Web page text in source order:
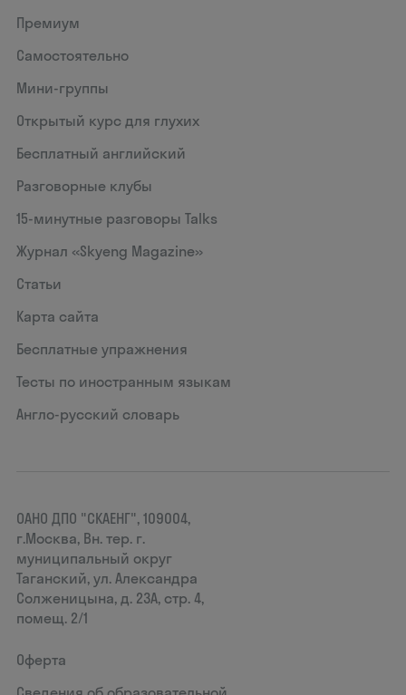
Премиум
Самостоятельно
Мини-группы
Открытый курс для глухих
Бесплатный английский
Разговорные клубы
15‑минутные разговоры Talks
Журнал «Skyeng Magazine»
Статьи
Карта сайта
Бесплатные упражнения
Тесты по иностранным языкам
Англо-русский словарь
ОАНО ДПО "СКАЕНГ", 109004,
г.Москва, Вн. тер. г.
муниципальный округ
Таганский, ул. Александра
Солженицына, д. 23А, стр. 4,
помещ. 2/1
Оферта